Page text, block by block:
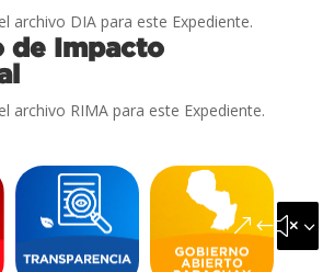
archivo DIA para este Expediente.
de Impacto
archivo RIMA para este Expediente.